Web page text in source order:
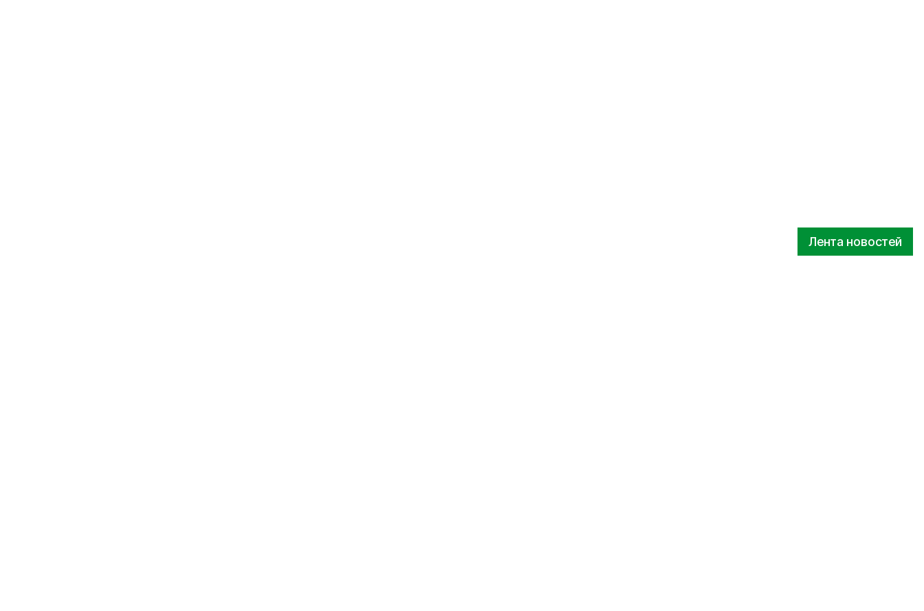
Лента новостей